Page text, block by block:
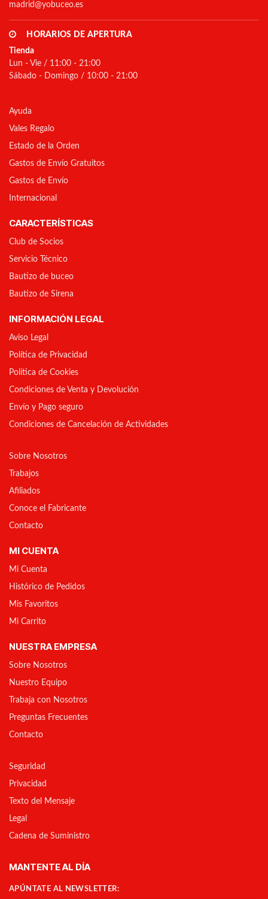
madrid@yobuceo.es
HORARIOS DE APERTURA
Tienda
Lun - Vie / 11:00 - 21:00
Sábado - Domingo / 10:00 - 21:00
Ayuda
Vales Regalo
Estado de la Orden
Gastos de Envío Gratuitos
Gastos de Envío
Internacional
CARACTERÍSTICAS
Club de Socios
Servicio Técnico
Bautizo de buceo
Bautizo de Sirena
INFORMACIÓN LEGAL
Aviso Legal
Política de Privacidad
Política de Cookies
Condiciones de Venta y Devolución
Envío y Pago seguro
Condiciones de Cancelación de Actividades
Sobre Nosotros
Trabajos
Afiliados
Conoce el Fabricante
Contacto
MI CUENTA
Mi Cuenta
Histórico de Pedidos
Mis Favoritos
Mi Carrito
NUESTRA EMPRESA
Sobre Nosotros
Nuestro Equipo
Trabaja con Nosotros
Preguntas Frecuentes
Contacto
Seguridad
Privacidad
Texto del Mensaje
Legal
Cadena de Suministro
MANTENTE AL DÍA
APÚNTATE AL NEWSLETTER: